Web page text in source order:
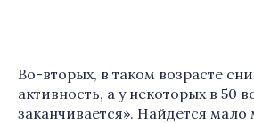
Во-вторых, в таком возрасте
активность, а у некоторых в 50
заканчивается». Найдется